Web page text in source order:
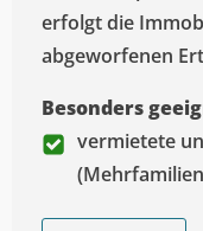
erfolgt die
abgeworfenen
Besonders
vermietete